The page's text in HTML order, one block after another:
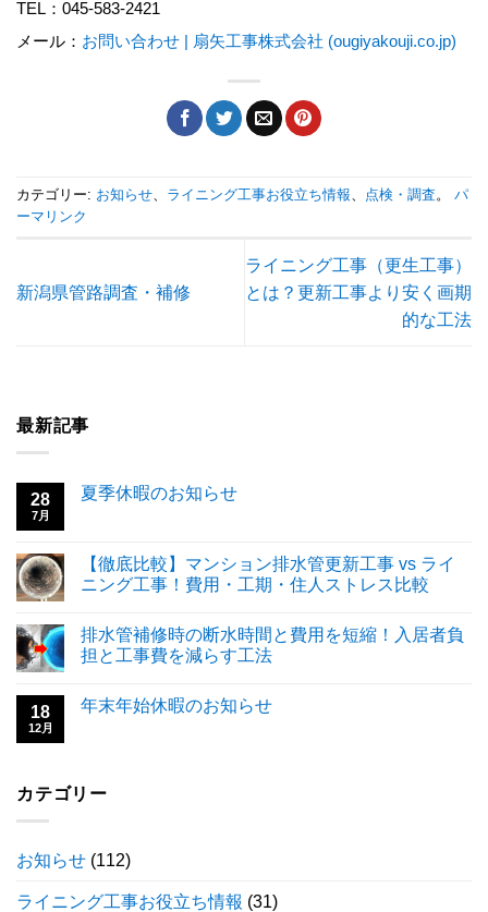
TEL：045-583-2421
メール： お問い合わせ | 扇矢工事株式会社 (ougiyakouji.co.jp)
カテゴリー: お知らせ、 ライニング工事お役立ち情報、 点検・調査。 パ
ーマリンク
新潟県管路調査・補修
ライニング工事（更生工事）
とは？更新工事より安く画期
的な工法
最新記事
28
7月
夏季休暇のお知らせ
【徹底比較】マンション排水管更新工事 vs ライ
ニング工事！費用・工期・住人ストレス比較
排水管補修時の断水時間と費用を短縮！入居者負
担と工事費を減らす工法
18
12月
年末年始休暇のお知らせ
カテゴリー
お知らせ (112)
ライニング工事お役立ち情報 (31)